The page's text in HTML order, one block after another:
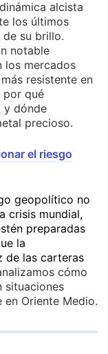
alcista
los últimos
su brillo.
notable
los mercados
resistente en
por qué
y dónde
precioso.
el riesgo
geopolítico no
crisis mundial,
preparadas
la
de las carteras
cómo
situaciones
Oriente Medio.